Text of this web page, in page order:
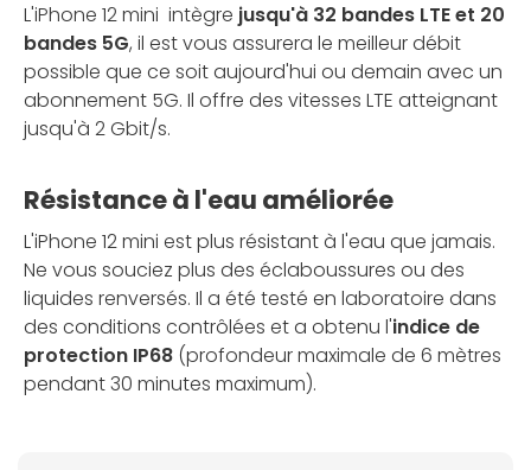
L'iPhone 12 mini intègre jusqu'à 32 bandes LTE et 20
bandes 5G, il est vous assurera le meilleur débit
possible que ce soit aujourd'hui ou demain avec un
abonnement 5G. Il offre des vitesses LTE atteignant
jusqu'à 2 Gbit/s.
Résistance à l'eau améliorée
L'iPhone 12 mini est plus résistant à l'eau que jamais.
Ne vous souciez plus des éclaboussures ou des
liquides renversés. Il a été testé en laboratoire dans
des conditions contrôlées et a obtenu l'indice de
protection IP68 (profondeur maximale de 6 mètres
pendant 30 minutes maximum).